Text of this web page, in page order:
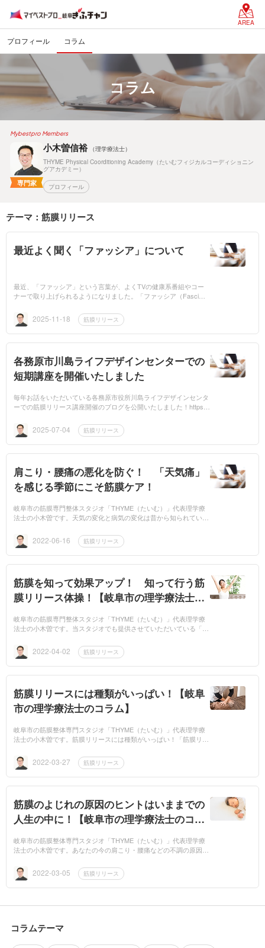
AREA
プロフィール コラム
コラム
Mybestpro Members
専門家
小木曽信裕
（理学療法士）
THYME Physical Coorditioning Academy（たいむフィジカルコーディショニン
グアカデミー）
プロフィール
テーマ：筋膜リリース
最近よく聞く「ファッシア」について
最近、「ファッシア」という言葉が、よくTVの健康系番組やコー
ナーで取り上げられるようになりました。「ファッシア（Fasci
膜リリース」が「ファ...
2025-11-18 筋膜リリース
各務原市川島ライフデザインセンターでの
短期講座を開催いたしました
毎年お話をいただいている各務原市役所川島ライフデザインセンタ
ーでの筋膜リリース講座開催のブログを公開いたしました！https://
tail/...
2025-07-04 筋膜リリース
肩こり・腰痛の悪化を防ぐ！ 「天気痛」
を感じる季節にこそ筋膜ケア！
岐阜市の筋膜専門整体スタジオ「THYME（たいむ）」代表理学療
法士の小木曽です。天気の変化と病気の変化は昔から知られていま
受けるものは「気...
2022-06-16 筋膜リリース
筋膜を知って効果アップ！ 知って行う筋
膜リリース体操！【岐阜市の理学療法士の
岐阜市の筋膜専門整体スタジオ「THYME（たいむ）」代表理学療
法士の小木曽です。当スタジオでも提供させていただいている「自
り、知って行う...
2022-04-02 筋膜リリース
筋膜リリースには種類がいっぱい！【岐阜
市の理学療法士のコラム】
岐阜市の筋膜整体専門スタジオ「THYME（たいむ）」代表理学療
法士の小木曽です。筋膜リリースには種類がいっぱい！「筋膜リリ
骨院をはじめ...
2022-03-27 筋膜リリース
筋膜のよじれの原因のヒントはいままでの
人生の中に！【岐阜市の理学療法士のコラ
岐阜市の筋膜整体専門スタジオ「THYME（たいむ）」代表理学療
法士の小木曽です。あなたの今の肩こり・腰痛などの不調の原因
ビーベッドの位置...
2022-03-05 筋膜リリース
コラムテーマ